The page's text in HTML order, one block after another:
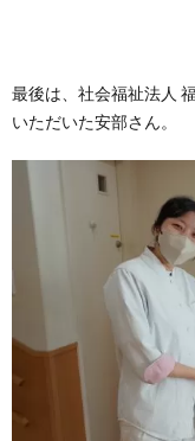
最後は、社会福祉法人
いただいた安部さん。